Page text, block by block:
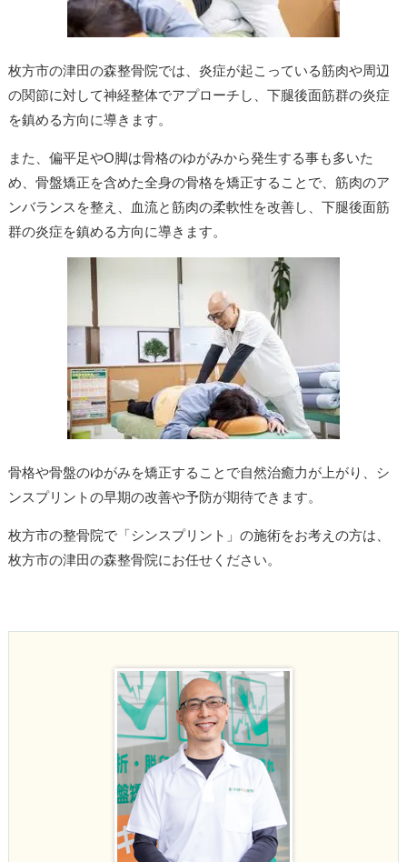
枚方市の津田の森整骨院では、炎症が起こっている筋肉や周辺
の関節に対して神経整体でアプローチし、下腿後面筋群の炎症
を鎮める方向に導きます。
また、偏平足やO脚は骨格のゆがみから発生する事も多いた
め、骨盤矯正を含めた全身の骨格を矯正することで、筋肉のア
ンバランスを整え、血流と筋肉の柔軟性を改善し、下腿後面筋
群の炎症を鎮める方向に導きます。
骨格や骨盤のゆがみを矯正することで自然治癒力が上がり、シ
ンスプリントの早期の改善や予防が期待できます。
枚方市の整骨院で「シンスプリント」の施術をお考えの方は、
枚方市の津田の森整骨院にお任せください。